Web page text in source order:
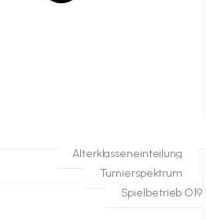
Alterklasseneinteilung
Turnierspektrum
Spielbetrieb O19